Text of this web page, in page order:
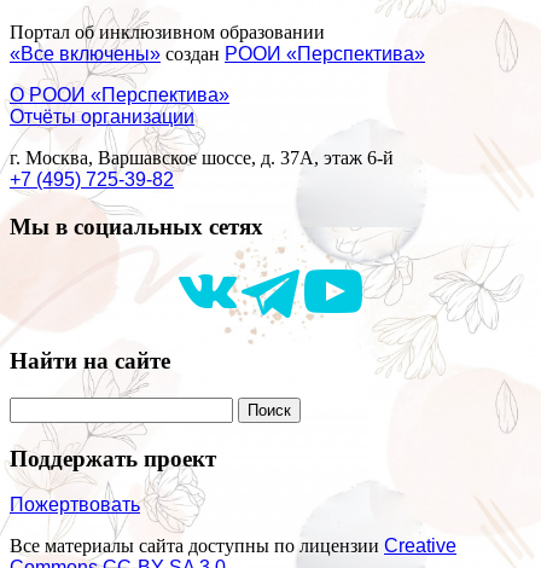
Портал об инклюзивном образовании
«Все включены» создан РООИ «Перспектива»
О РООИ «Перспектива»
Отчёты организации
г. Москва, Варшавское шоссе, д. 37А, этаж 6-й
+7 (495) 725-39-82
Мы в социальных сетях
Найти на сайте
Поддержать проект
Пожертвовать
Все материалы сайта доступны по лицензии Creative